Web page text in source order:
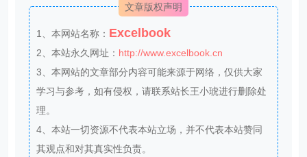
文章版权声明
1、本网站名称： Excelbook
2、本站永久网址： http://www.excelbook.cn
3、本网站的文章部分内容可能来源于网络，仅供大家
学习与参考，如有侵权，请联系站长王小琥进行删除处
理。
4、本站一切资源不代表本站立场，并不代表本站赞同
其观点和对其真实性负责。